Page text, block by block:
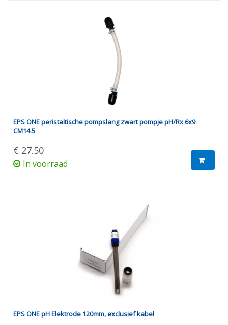
EPS ONE peristaltische pompslang zwart pompje pH/Rx 6x9
CM14.5
€ 27.50
In voorraad
EPS ONE pH Elektrode 120mm, exclusief kabel